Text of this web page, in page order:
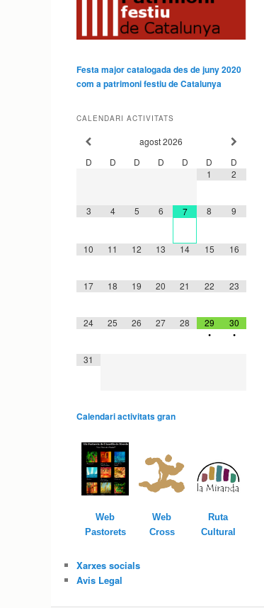
Festa major catalogada des de juny 2020
com a patrimoni festiu de Catalunya
CALENDARI ACTIVITATS
agost2026
D
D D D D D
D
1
2
3 4 5 6 7 8 9
10 11 12 13 14 15 16
17 18 19 20 21 22 23
24 25 26 27 28 29
•
30
•
31
Calendari activitats gran
Web
Pastorets
Web
Cross
Ruta
Cultural
Xarxes socials
Avis Legal